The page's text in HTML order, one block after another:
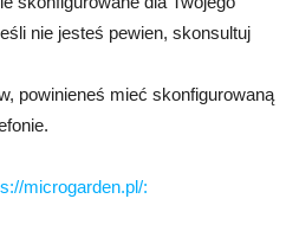
nie jesteś pewien, skonsultuj
powinieneś mieć skonfigurowaną
microgarden.pl/: